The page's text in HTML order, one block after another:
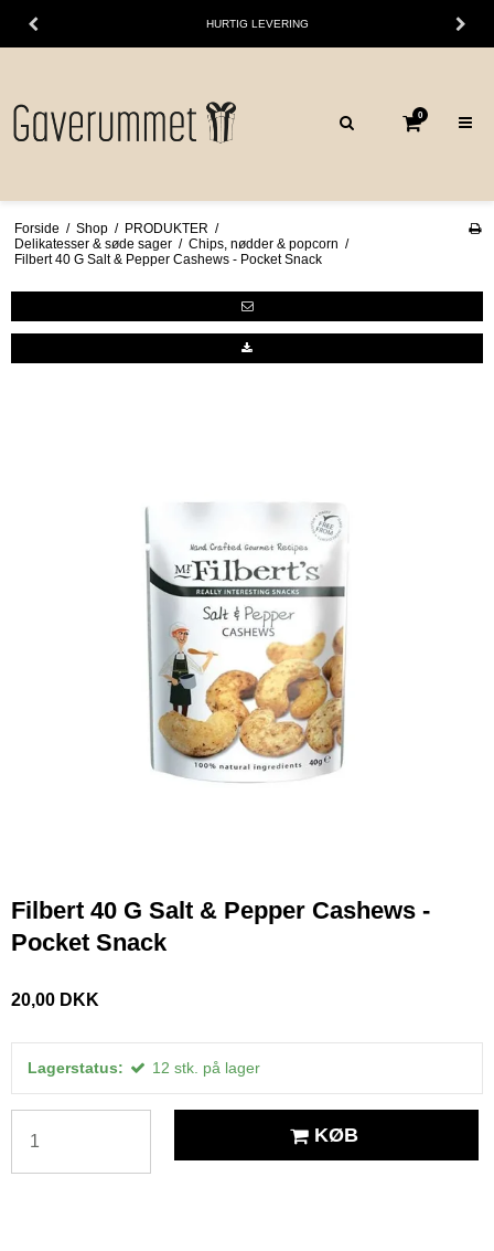
HURTIG LEVERING
0
Forside / Shop / PRODUKTER /
Delikatesser & søde sager / Chips, nødder & popcorn /
Filbert 40 G Salt & Pepper Cashews - Pocket Snack
Filbert 40 G Salt & Pepper Cashews -
Pocket Snack
20,00 DKK
Lagerstatus: 12 stk. på lager
KØB